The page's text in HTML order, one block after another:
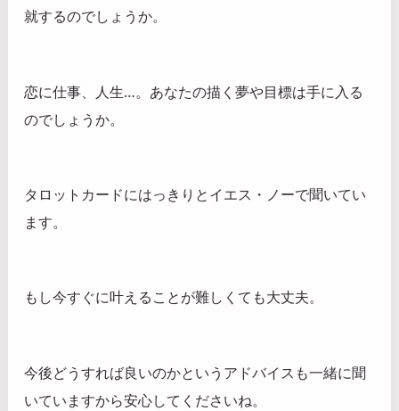
就するのでしょうか。
恋に仕事、人生…。あなたの描く夢や目標は手に入る
のでしょうか。
タロットカードにはっきりとイエス・ノーで聞いてい
ます。
もし今すぐに叶えることが難しくても大丈夫。
今後どうすれば良いのかというアドバイスも一緒に聞
いていますから安心してくださいね。